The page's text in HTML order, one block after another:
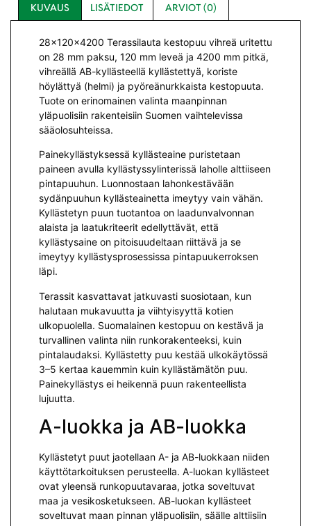
KUVAUS LISÄTIEDOT ARVIOT (0)
28x120x4200 Terassilauta kestopuu vihreä uritettu
on 28 mm paksu, 120 mm leveä ja 4200 mm pitkä,
vihreällä AB-kyllästeellä kyllästettyä, koriste
höylättyä (helmi) ja pyöreänurkkaista kestopuuta.
Tuote on erinomainen valinta maanpinnan
yläpuolisiin rakenteisiin Suomen vaihtelevissa
sääolosuhteissa.
Painekyllästyksessä kyllästeaine puristetaan
paineen avulla kyllästyssylinterissä laholle alttiiseen
pintapuuhun. Luonnostaan lahonkestävään
sydänpuuhun kyllästeainetta imeytyy vain vähän.
Kyllästetyn puun tuotantoa on laadunvalvonnan
alaista ja laatukriteerit edellyttävät, että
kyllästysaine on pitoisuudeltaan riittävä ja se
imeytyy kyllästysprosessissa pintapuukerroksen
läpi.
Terassit kasvattavat jatkuvasti suosiotaan, kun
halutaan mukavuutta ja viihtyisyyttä kotien
ulkopuolella. Suomalainen kestopuu on kestävä ja
turvallinen valinta niin runkorakenteeksi, kuin
pintalaudaksi. Kyllästetty puu kestää ulkokäytössä
3–5 kertaa kauemmin kuin kyllästämätön puu.
Painekyllästys ei heikennä puun rakenteellista
lujuutta.
A-luokka ja AB-luokka
Kyllästetyt puut jaotellaan A- ja AB-luokkaan niiden
käyttötarkoituksen perusteella. A-luokan kyllästeet
ovat yleensä runkopuutavaraa, jotka soveltuvat
maa ja vesikosketukseen. AB-luokan kyllästeet
soveltuvat maan pinnan yläpuolisiin, säälle alttiisiin